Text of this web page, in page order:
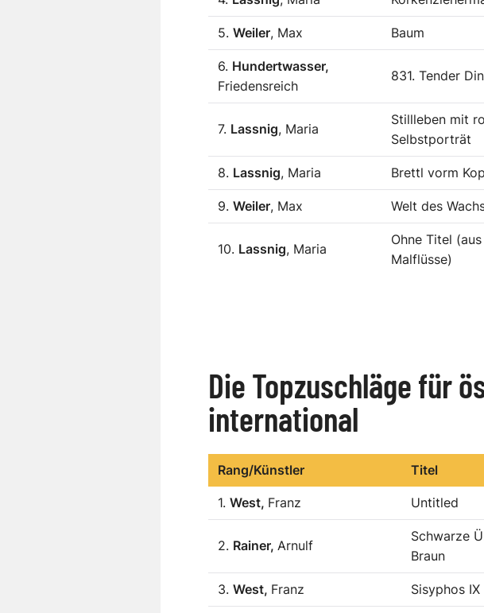
5. Weiler, Max Baum
6. Hundertwasser,
Friedensreich
831. Tender
7. Lassnig, Maria
Stillleben mit
Selbstporträt
8. Lassnig, Maria Brettl vorm
9. Weiler, Max Welt des
10. Lassnig, Maria
Ohne Titel
Malflüsse)
Die Topzuschläge für
international
Rang/Künstler Titel
1. West, Franz Untitled
2. Rainer, Arnulf
Schwarze
Braun
3. West, Franz Sisyphos IX